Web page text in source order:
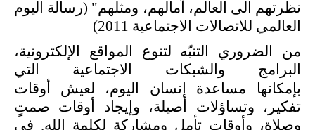
نظرتهم الى العالم، آمالهم، ومثلهم" (رسالة اليوم
العالمي للاتصالات الاجتماعية 2011)
من الضروري التنبّه لتنوع المواقع الإلكترونية،
البرامج والشبكات الاجتماعية التي
بإمكانها
مساعدة إنسان اليوم، لعيش أوقات
تفكير، وتساؤلات أصيلة، وإيجاد أوقات صمتٍ
وصلاة، وأوقات تأمل ومشاركة لكلمة الله. في